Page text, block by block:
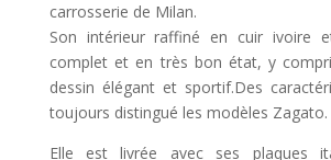
carrosserie de Milan.
Son intérieur raffiné en cuir ivoire
complet et en très bon état, y
dessin élégant et sportif.Des
toujours distingué les modèles Zagato.
Elle est livrée avec ses plaques